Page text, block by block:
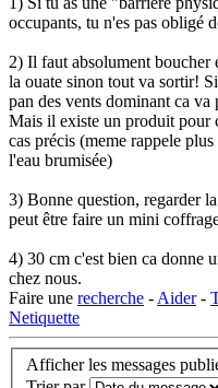
occupants, tu n'es pas obligé
2) Il faut absolument boucher
la ouate sinon tout va sortir!
pan des vents dominant ca va
Mais il existe un produit pour
cas précis (meme rappele
l'eau brumisée)
3) Bonne question, regarder
peut être faire un mini
4) 30 cm c'est bien ca donne
chez nous.
Faire une recherche - Aider-
Netiquette
Afficher les messages